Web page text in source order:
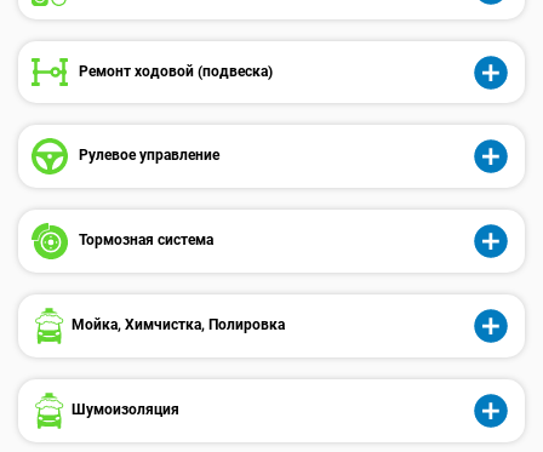
Ремонт ходовой (подвеска)
Рулевое управление
Тормозная система
Мойка, Химчистка, Полировка
Шумоизоляция